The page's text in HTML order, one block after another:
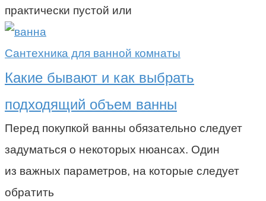
практически пустой или
Сантехника для ванной комнаты
Какие бывают и как выбрать
подходящий объем ванны
Перед покупкой ванны обязательно следует
задуматься о некоторых нюансах. Один
из важных параметров, на которые следует
обратить